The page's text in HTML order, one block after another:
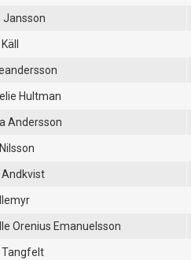
Jansson
Hultman
Andersson
Andkvist
Orenius Emanuelsson
Tangfelt